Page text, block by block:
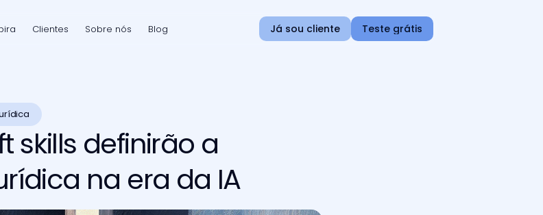
Clientes Sobre nós Blog Já sou cliente Teste grátis
skills definirão a
na era da IA